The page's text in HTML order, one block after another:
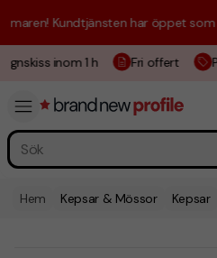
Kundtjänsten har öppet som
inom 1 h Fri offert
Hem Kepsar & Mössor Kepsar